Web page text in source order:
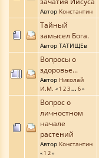
Автор Константин
Тайный
замысел Бога.
Автор ТАТИЩЕв
Вопросы о
здоровье...
Автор Николай
И.М. « 1 23... 6»
Вопрос о
личностном
начале
растений
Автор Константин
« 1 2»